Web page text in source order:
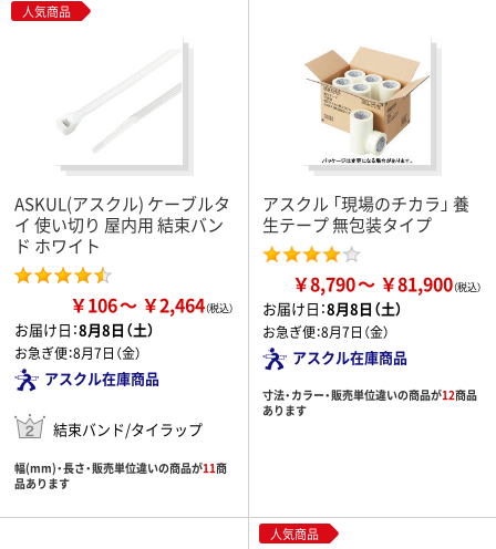
人気商品
ASKUL(アスクル) ケーブルタ
イ 使い切り 屋内用 結束バン
ド ホワイト
￥106 ￥2,464
お届け日：8月8日（土）
お急ぎ便：8月7日（金）
アスクル在庫商品
結束バンド/タイラップ
幅(mm)・長さ・販売単位違いの商品が11商
品あります
アスクル 「現場のチカラ」 養
生テープ 無包装タイプ
￥8,790 ￥81,900
お届け日：8月8日（土）
お急ぎ便：8月7日（金）
アスクル在庫商品
寸法・カラー・販売単位違いの商品が12商品
あります
人気商品